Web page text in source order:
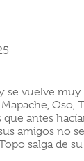
se vuelve muy
Oso,
antes
amigos no
salga de